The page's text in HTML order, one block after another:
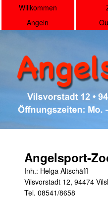
Willkommen
Angeln
Angelsport-
Inh.: Helga Altschäffl
Vilsvorstadt 12, 94474
Tel. 08541/8658